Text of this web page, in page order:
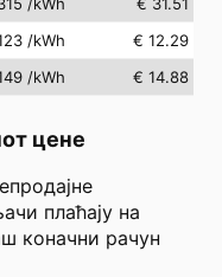
/kWh
€ 12.29
/kWh € 14.88
цене
плаћају на
коначни рачун